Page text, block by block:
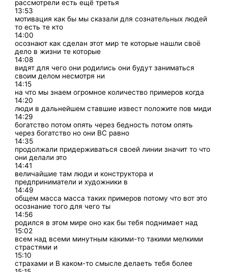
рассмотрели есть ещё третья
13:53
мотивация как бы мы сказали для сознательных людей
то есть те кто
14:00
осознают как сделан этот мир те которые нашли своё
дело в жизни те которые
14:08
видят для чего они родились они будут заниматься
своим делом несмотря ни
14:15
на что мы знаем огромное количество примеров когда
14:20
люди в дальнейшем ставшие извест положите пов миди
14:29
богатство потом опять через бедность потом опять
через богатство но они ВС равно
14:35
продолжали придерживаться своей линии значит то что
они делали это
14:41
величайшие там люди и конструктора и
предприниматели и художники в
14:49
общем масса масса таких примеров потому что вот это
осознание того для чего ты
14:56
родился в этом мире оно как бы тебя поднимает над
15:02
всем над всеми минутным какими-то такими мелкими
страстями и
15:10
страхами и В каком-то смысле делаеть тебя более